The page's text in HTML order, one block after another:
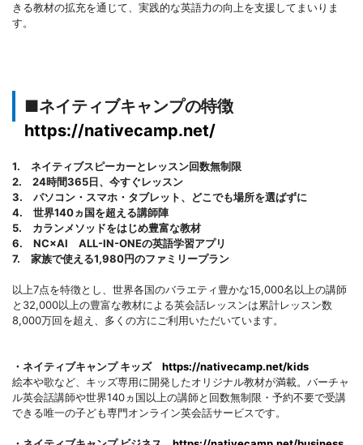
きる教材の拡充を通じて、実践的な英語力の向上を支援してまいりま
す。
■ネイティブキャンプの特徴
https://nativecamp.net/
1. ネイティブスピーカーとレッスン回数無制限
2. 24時間365日、今すぐレッスン
3. パソコン・スマホ・タブレット、どこでも場所を選ばずに
4. 世界140ヵ国を超える講師陣
5. カランメソッドをはじめ豊富な教材
6. NC×AI ALL-IN-ONEの英語学習アプリ
7. 家族で使える1,980円のファミリープラン
以上7点を特徴とし、世界各国のバラエティ豊かな15,000名以上の講師
と32,000以上の豊富な教材による英会話レッスンは累計レッスン数
8,000万回を超え、多くの方にご利用いただいています。
・ネイティブキャンプ キッズ https://nativecamp.net/kids
絵本や歌など、キッズ専用に開発したオリジナル教材が満載。バーチャ
ル英会話講師や世界140ヵ国以上の講師と回数無制限・予約不要で受講
できる唯一の子ども専門オンライン英会話サービスです。